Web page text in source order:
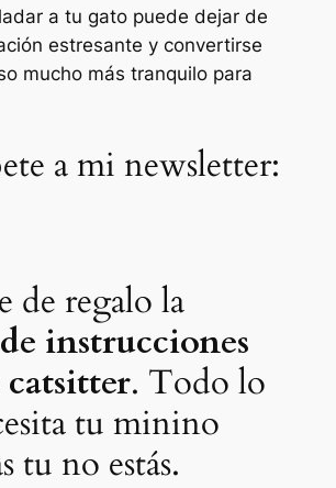
a tu gato puede dejar de
estresante y convertirse
mucho más tranquilo para
a mi newsletter:
de regalo la
instrucciones
. Todo lo
tu minino
tu no estás.